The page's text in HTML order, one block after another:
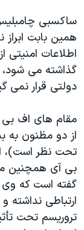
ساکسبی
همین بابت ابراز
اطلاعات امنیتی
گذاشته می شود،
دولتی قرار نمی
مقام های اف بی
از دو مظنون به
تحت نظر است)،
بی آی همچنین
گفته است که وی
ارتباطی نداشته
تروریسم تحت